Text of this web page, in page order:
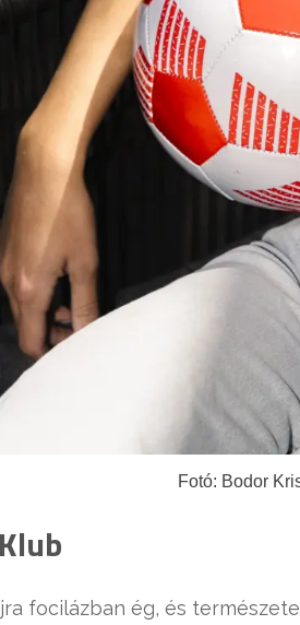
Fotó: Bodor
focilázban ég, és